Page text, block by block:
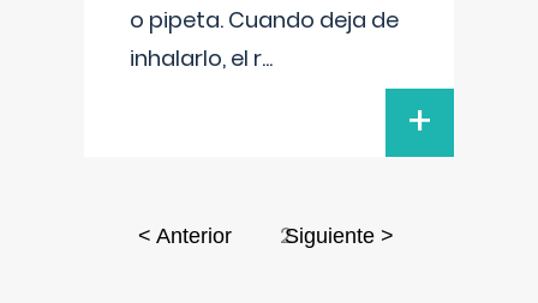
o pipeta. Cuando deja de
inhalarlo, el r...
+
< Anterior 2Siguiente >